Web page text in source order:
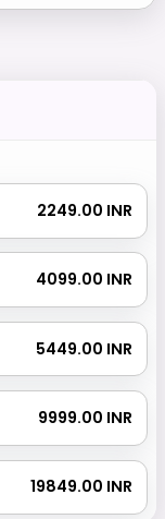
₹ 2249.00 INR
₹ 4099.00 INR
₹ 5449.00 INR
₹ 9999.00 INR
₹ 19849.00 INR